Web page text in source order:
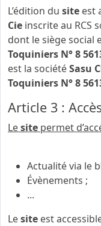
L’édition du site est
Cie inscrite au RCS
dont le siège social
Toquiniers N° 8
est la sociétéSasu
Toquiniers N° 8
Article 3 :
Lesite permet
Actualité via le
Évènements ;
...
Lesite est